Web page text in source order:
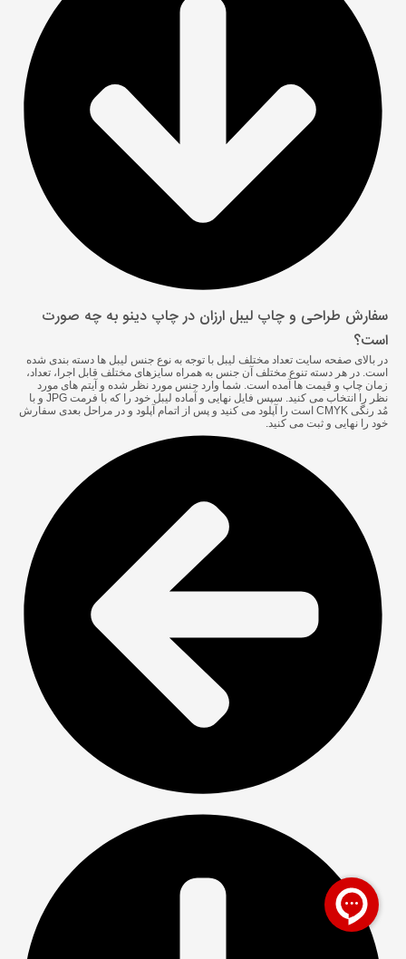
سفارش طراحی و چاپ لیبل ارزان در چاپ دینو به چه صورت
است؟
در بالای صفحه سایت تعداد مختلف لیبل با توجه به نوع جنس لیبل ها دسته بندی شده
است. در هر دسته تنوع مختلف آن جنس به همراه سایزهای مختلف قابل اجرا، تعداد،
زمان چاپ و قیمت ها آمده است. شما وارد جنس مورد نظر شده و آیتم های مورد
نظر را انتخاب می کنید. سپس فایل نهایی و آماده لیبل خود را که با فرمت JPG و با
مُد رنگی CMYK است را آپلود می کنید و پس از اتمام آپلود و در مراحل بعدی سفارش
خود را نهایی و ثبت می کنید.